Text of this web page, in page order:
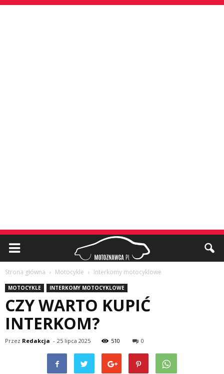
Strona główna Motocykle Interkomy motocyklowe
MOTOCYKLE INTERKOMY MOTOCYKLOWE
CZY WARTO KUPIĆ
INTERKOM?
Przez Redakcja - 25 lipca 2025 510 0